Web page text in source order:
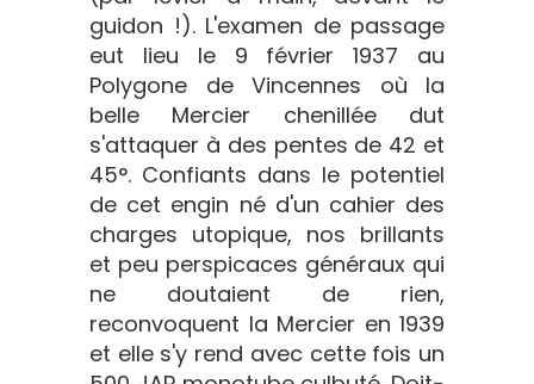
guidon !). L'examen de passage
eut lieu le 9 février 1937 au
Polygone de Vincennes où la
belle Mercier chenillée dut
s'attaquer à des pentes de 42 et
45°. Confiants dans le potentiel
de cet engin né d'un cahier des
charges utopique, nos brillants
et peu perspicaces généraux qui
ne doutaient de rien,
reconvoquent la Mercier en 1939
et elle s'y rend avec cette fois un